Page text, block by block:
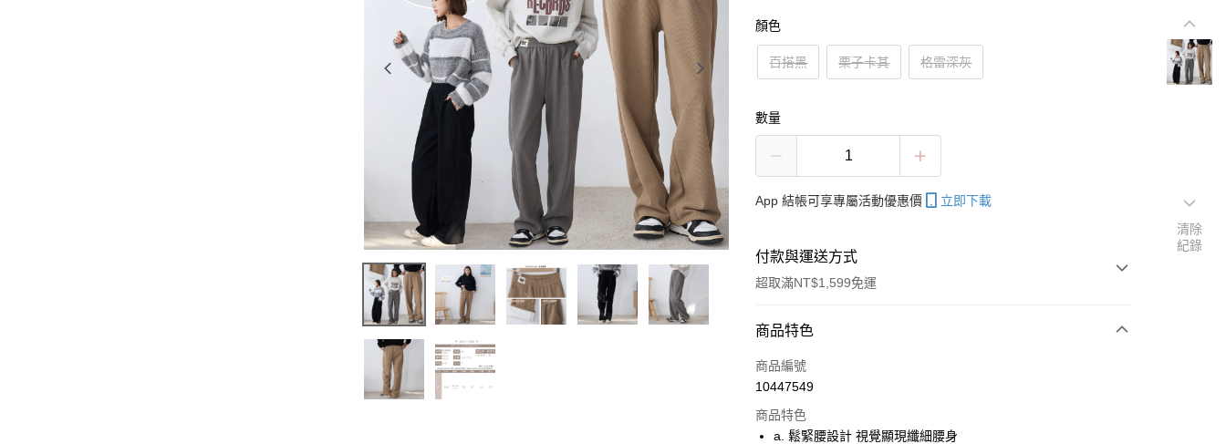
顏色
百搭黑 栗子卡其 格雷深灰
數量
App 結帳可享專屬活動優惠價 立即下載
付款與運送方式
超取滿NT$1,599免運
付款方式
信用卡一次付款
LINE Pay
商品特色
商品編號
10447549
商品特色
a. 鬆緊腰設計 視覺顯現纖細腰身
清除
紀錄